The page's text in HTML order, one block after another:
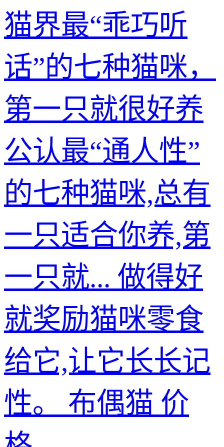
猫界最“乖巧听
话”的七种猫咪，
第一只就很好养
公认最“通人性”
的七种猫咪,总有
一只适合你养,第
一只就... 做得好
就奖励猫咪零食
给它,让它长长记
性。 布偶猫 价